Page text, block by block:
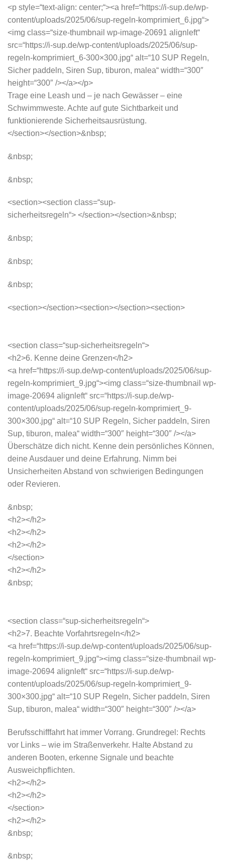
<p style=“text-align: center;“><a href=“https://i-sup.de/wp-
content/uploads/2025/06/sup-regeln-komprimiert_6.jpg“>
<img class=“size-thumbnail wp-image-20691 alignleft“
src=“https://i-sup.de/wp-content/uploads/2025/06/sup-
regeln-komprimiert_6-300×300.jpg“ alt=“10 SUP Regeln,
Sicher paddeln, Siren Sup, tiburon, malea“ width=“300″
height=“300″ /></a></p>
Trage eine Leash und – je nach Gewässer – eine
Schwimmweste. Achte auf gute Sichtbarkeit und
funktionierende Sicherheitsausrüstung.
</section></section>&nbsp;
&nbsp;
&nbsp;
<section><section class=“sup-
sicherheitsregeln“> </section></section>&nbsp;
&nbsp;
&nbsp;
&nbsp;
<section></section><section></section><section>
<section class=“sup-sicherheitsregeln“>
<h2>6. Kenne deine Grenzen</h2>
<a href=“https://i-sup.de/wp-content/uploads/2025/06/sup-
regeln-komprimiert_9.jpg“><img class=“size-thumbnail wp-
image-20694 alignleft“ src=“https://i-sup.de/wp-
content/uploads/2025/06/sup-regeln-komprimiert_9-
300×300.jpg“ alt=“10 SUP Regeln, Sicher paddeln, Siren
Sup, tiburon, malea“ width=“300″ height=“300″ /></a>
Überschätze dich nicht. Kenne dein persönliches Können,
deine Ausdauer und deine Erfahrung. Nimm bei
Unsicherheiten Abstand von schwierigen Bedingungen
oder Revieren.
&nbsp;
<h2></h2>
<h2></h2>
<h2></h2>
</section>
<h2></h2>
&nbsp;
<section class=“sup-sicherheitsregeln“>
<h2>7. Beachte Vorfahrtsregeln</h2>
<a href=“https://i-sup.de/wp-content/uploads/2025/06/sup-
regeln-komprimiert_9.jpg“><img class=“size-thumbnail wp-
image-20694 alignleft“ src=“https://i-sup.de/wp-
content/uploads/2025/06/sup-regeln-komprimiert_9-
300×300.jpg“ alt=“10 SUP Regeln, Sicher paddeln, Siren
Sup, tiburon, malea“ width=“300″ height=“300″ /></a>
Berufsschifffahrt hat immer Vorrang. Grundregel: Rechts
vor Links – wie im Straßenverkehr. Halte Abstand zu
anderen Booten, erkenne Signale und beachte
Ausweichpflichten.
<h2></h2>
<h2></h2>
</section>
<h2></h2>
&nbsp;
&nbsp;